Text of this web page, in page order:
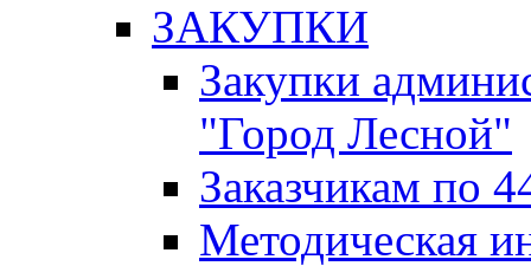
ЗАКУПКИ
Закупки
"Город Лесной"
Заказчикам по
Методическая